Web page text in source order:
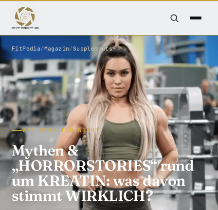
FitPedia/Magazin/ Supplements
WAS WIRKLICH WIRKT
Mythen &
„HORRORSTORIES“ rund
um KREATIN: was davon
stimmt WIRKLICH?